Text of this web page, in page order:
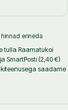
erineda
tulla Raamatukoi
SmartPosti (2,40 €)
saadame